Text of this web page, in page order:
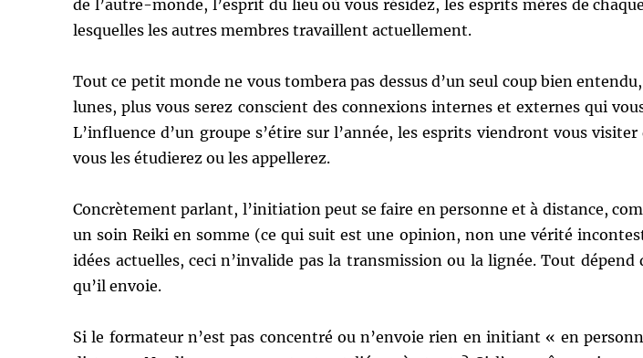
de l’autre-monde, l’esprit du lieu où vous résidez, les esprits mères de
lesquelles les autres membres travaillent actuellement.
Tout ce petit monde ne vous tombera pas dessus d’un seul coup bien
lunes, plus vous serez conscient des connexions internes et externes qui
L’influence d’un groupe s’étire sur l’année, les esprits viendront vous
vous les étudierez ou les appellerez.
Concrètement parlant, l’initiation peut se faire en personne et à distance,
un soin Reiki en somme (ce qui suit est une opinion, non une vérité
idées actuelles, ceci n’invalide pas la transmission ou la lignée. Tout
qu’il envoie.
Si le formateur n’est pas concentré ou n’envoie rien en initiant « en